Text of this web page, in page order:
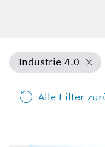
Industrie 4.0
Alle Filter